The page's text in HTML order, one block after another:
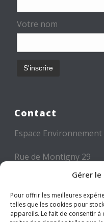
Gérer
Pour offrir les meilleures
telles que les cookies pour
appareils. Le fait de consentir
Votre nom
Contact
Espace Environnement
Rue de Montigny 29
6000 CHARLEROI
Tél: +32 71 300 300
Mail: info@espace-